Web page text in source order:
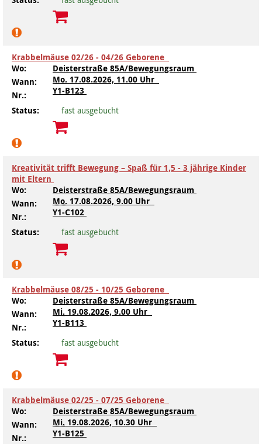
Krabbelmäuse 02/26 - 04/26 Geborene
Wo:
Deisterstraße 85A/Bewegungsraum
Wann:
Mo. 17.08.2026, 11.00 Uhr
Nr.:
Y1-B123
Status:
fast ausgebucht
Kreativität trifft Bewegung – Spaß für 1,5 - 3 jährige Kinder
mit Eltern
Wo:
Deisterstraße 85A/Bewegungsraum
Wann:
Mo. 17.08.2026, 9.00 Uhr
Nr.:
Y1-C102
Status:
fast ausgebucht
Krabbelmäuse 08/25 - 10/25 Geborene
Wo:
Deisterstraße 85A/Bewegungsraum
Wann:
Mi. 19.08.2026, 9.00 Uhr
Nr.:
Y1-B113
Status:
fast ausgebucht
Krabbelmäuse 02/25 - 07/25 Geborene
Wo:
Deisterstraße 85A/Bewegungsraum
Wann:
Mi. 19.08.2026, 10.30 Uhr
Nr.:
Y1-B125